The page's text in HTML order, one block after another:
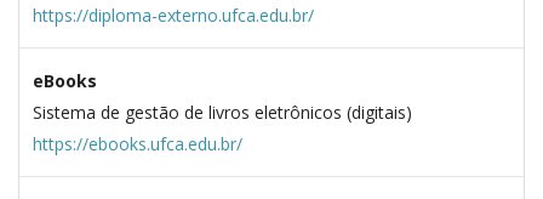
https://diploma-externo.ufca.edu.br/
eBooks
Sistema de gestão de livros eletrônicos (digitais)
https://ebooks.ufca.edu.br/